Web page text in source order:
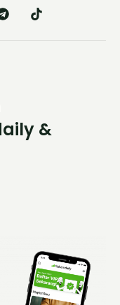
&